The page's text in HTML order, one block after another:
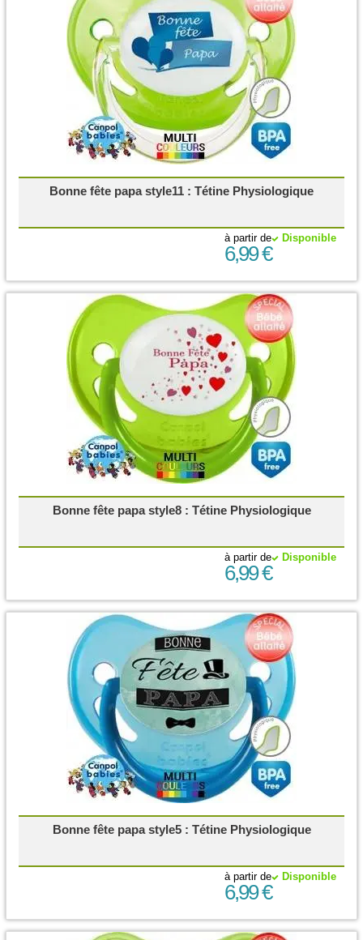
Bonne fête papa style11 : Tétine Physiologique
Disponible
à partir de
6,99 €
Bonne fête papa style8 : Tétine Physiologique
Disponible
à partir de
6,99 €
Bonne fête papa style5 : Tétine Physiologique
Disponible
à partir de
6,99 €